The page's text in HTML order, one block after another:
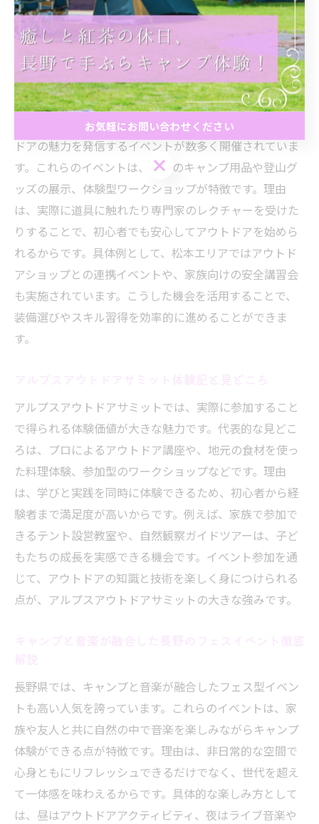
イベントを通じて、家族で環境や地域の大切さを体感で
きる点が2025年の大きな魅力となるでしょう。
アウトドアサミット松本など長野県で開催されるイベ
ント情報
アウトドアサミット松本をはじめ、長野県内ではアウト
ドアの魅力を発信するイベントが数多く開催されていま
す。これらのイベントは、最新のキャンプ用品や登山グ
ッズの展示、体験型ワークショップが特徴です。理由
は、実際に道具に触れたり専門家のレクチャーを受けた
りすることで、初心者でも安心してアウトドアを始めら
れるからです。具体例として、松本エリアではアウトド
アショップとの連携イベントや、家族向けの安全講習会
も実施されています。こうした機会を活用することで、
装備選びやスキル習得を効率的に進めることができま
す。
アルプスアウトドアサミットでは、実際に参加すること
で得られる体験価値が大きな魅力です。代表的な見どこ
ろは、プロによるアウトドア講座や、地元の食材を使っ
た料理体験、参加型のワークショップなどです。理由
は、学びと実践を同時に体験できるため、初心者から経
験者まで満足度が高いからです。例えば、家族で参加で
きるテント設営教室や、自然観察ガイドツアーは、子ど
もたちの成長を実感できる機会です。イベント参加を通
じて、アウトドアの知識と技術を楽しく身につけられる
点が、アルプスアウトドアサミットの大きな強みです。
長野県では、キャンプと音楽が融合したフェス型イベン
トも高い人気を誇っています。これらのイベントは、家
族や友人と共に自然の中で音楽を楽しみながらキャンプ
体験ができる点が特徴です。理由は、非日常的な空間で
心身ともにリフレッシュできるだけでなく、世代を超え
て一体感を味わえるからです。具体的な楽しみ方として
は、昼はアウトドアアクティビティ、夜はライブ音楽や
お気軽にお問い合わせください
お気軽にお問い合わせください